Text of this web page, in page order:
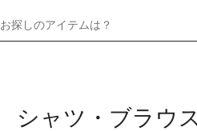
お探しのアイテムは？
シャツ・ブラウ